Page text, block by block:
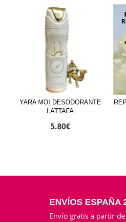
YARA MOI DESODORANTE
LATTAFA
5.80€
ENVÍOS ESPAÑA
Envío gratis a partir